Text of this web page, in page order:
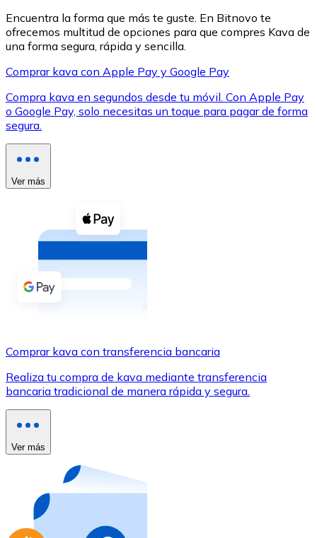
XRP
XRP
Ver todo
Compra criptomonedas con efectivo en tu tienda más
Comprar con efectivo
Transferencia SEPA
Utiliza tarjetas Visa y Mastercard para comprar
Comprar con tarjeta
Compra tarjetas regalo de tus marcas favoritas con
Ir a la tienda de tarjetas regalo
Encuentra la forma que más te guste. En Bitnovo te
ofrecemos multitud de opciones para que compres Kava de
una forma segura, rápida y sencilla.
Comprar kava con Apple Pay y Google Pay
Compra kava en segundos desde tu móvil. Con Apple Pay
o Google Pay, solo necesitas un toque para pagar de forma
segura.
Ver más
Comprar kava con transferencia bancaria
Realiza tu compra de kava mediante transferencia
bancaria tradicional de manera rápida y segura.
Ver más